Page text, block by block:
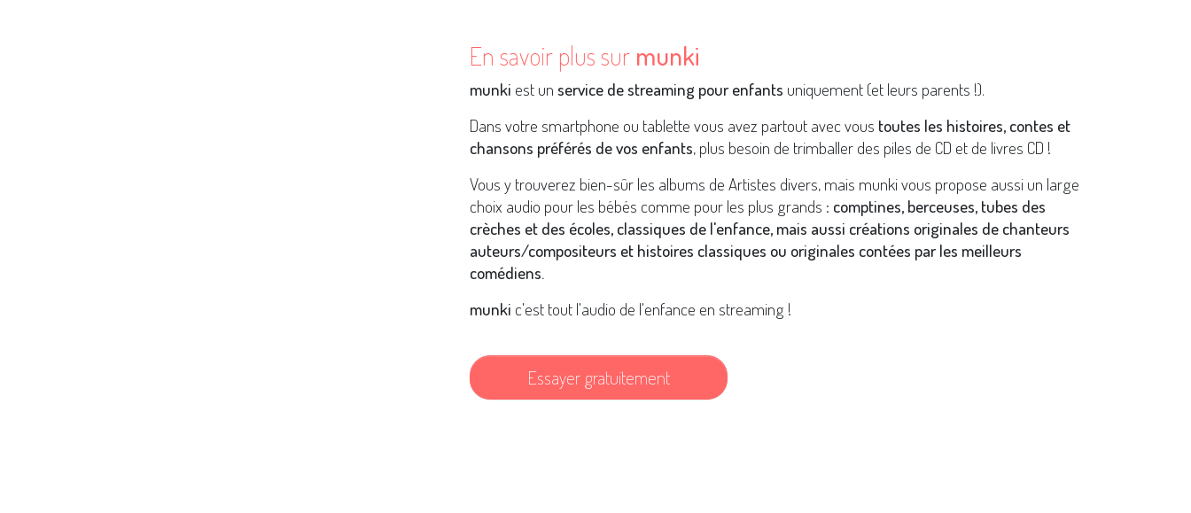
En savoir plus sur munki
munki est un service de streaming pour enfants uniquement (et leurs parents !).
Dans votre smartphone ou tablette vous avez partout avec vous toutes les histoires, contes et
chansons préférés de vos enfants, plus besoin de trimballer des piles de CD et de livres CD !
Vous y trouverez bien-sûr les albums de Artistes divers, mais munki vous propose aussi un large
choix audio pour les bébés comme pour les plus grands : comptines, berceuses, tubes des
crèches et des écoles, classiques de l'enfance, mais aussi créations originales de chanteurs
auteurs/compositeurs et histoires classiques ou originales contées par les meilleurs
comédiens.
munki c'est tout l'audio de l'enfance en streaming !
Essayer gratuitement